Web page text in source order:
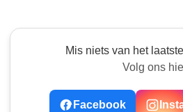
Mis niets van het
Volg ons
Facebook